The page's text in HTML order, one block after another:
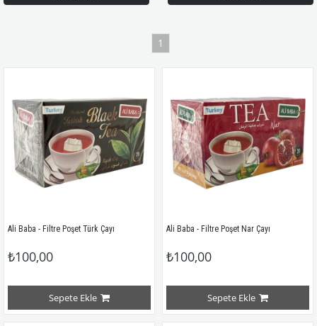
1
Ali Baba - Filtre Poşet Türk Çayı
₺100,00
Sepete Ekle
Ali Baba - Filtre Poşet Nar Çayı
₺100,00
Sepete Ekle